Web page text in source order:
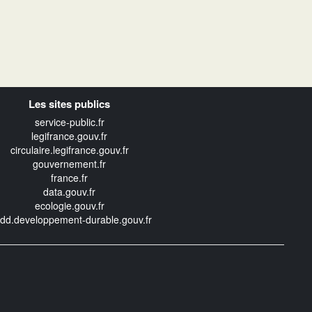
Les sites publics
service-public.fr
legifrance.gouv.fr
circulaire.legifrance.gouv.fr
gouvernement.fr
france.fr
data.gouv.fr
ecologie.gouv.fr
durable.gouv.fr